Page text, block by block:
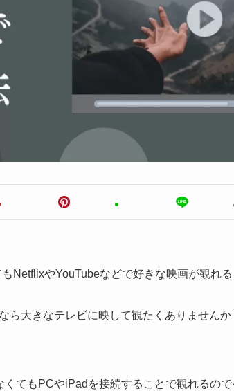
NetflixやYouTubeなどで好きな映画が観れる
ら大きなテレビに映して観たくありませんか
てもPCやiPadを接続することで観れるので